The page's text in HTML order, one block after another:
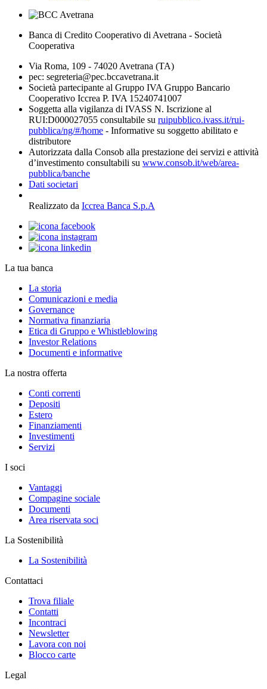
Banca di Credito Cooperativo di Avetrana - Società
Cooperativa
Via Roma, 109 - 74020 Avetrana (TA)
pec: segreteria@pec.bccavetrana.it
Società partecipante al Gruppo IVA Gruppo Bancario
Cooperativo Iccrea P. IVA 15240741007
Soggetta alla vigilanza di IVASS N. Iscrizione al
RUI:D000027055 consultabile su ruipubblico.ivass.it/rui-
pubblica/ng/#/home - Informative su soggetto abilitato e
distributore
Autorizzata dalla Consob alla prestazione dei servizi e attività
d’investimento consultabili su www.consob.it/web/area-
pubblica/banche
Dati societari
Realizzato da Iccrea Banca S.p.A
La tua banca
La storia
Comunicazioni e media
Governance
Normativa finanziaria
Etica di Gruppo e Whistleblowing
Investor Relations
Documenti e informative
La nostra offerta
Conti correnti
Depositi
Estero
Finanziamenti
Investimenti
Servizi
I soci
Vantaggi
Compagine sociale
Documenti
Area riservata soci
La Sostenibilità
La Sostenibilità
Contattaci
Trova filiale
Contatti
Incontraci
Newsletter
Lavora con noi
Blocco carte
Legal